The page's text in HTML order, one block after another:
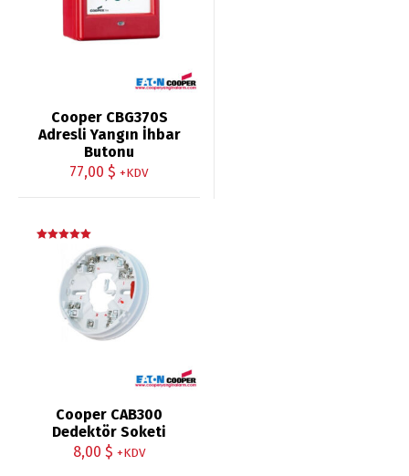
Cooper CBG370S
Adresli Yangın İhbar
Butonu
77,00 $ +KDV
5 üzerinden
Cooper CAB300
Dedektör Soketi
8,00 $ +KDV